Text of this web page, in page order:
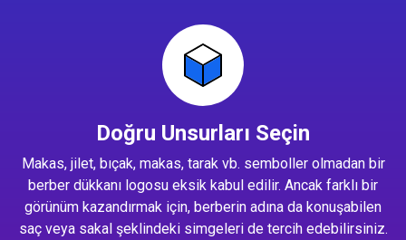
Doğru Unsurları Seçin
Makas, jilet, bıçak, makas, tarak vb. semboller olmadan bir
berber dükkanı logosu eksik kabul edilir. Ancak farklı bir
görünüm kazandırmak için, berberin adına da konuşabilen
saç veya sakal şeklindeki simgeleri de tercih edebilirsiniz.